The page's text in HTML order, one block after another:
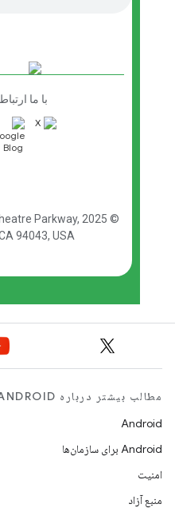
مطالب بیشتر درباره ANDROID
Android
Android برای سازمان‌ها
امنیت
منبع آزاد